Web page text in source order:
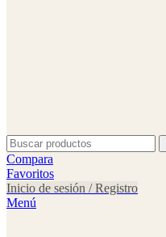
Compara
Favoritos
Inicio de sesión / Registro
Menú